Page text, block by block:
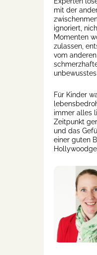
mit der
ignoriert,
Momenten
zulassen,
vom
Für Kinder
immer alles
Zeitpunkt
und das
einer guten